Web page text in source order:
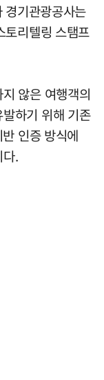
경기관광공사는
토리텔링 스탬프
않은 여행객의
하기 위해 기존
인증 방식에
.